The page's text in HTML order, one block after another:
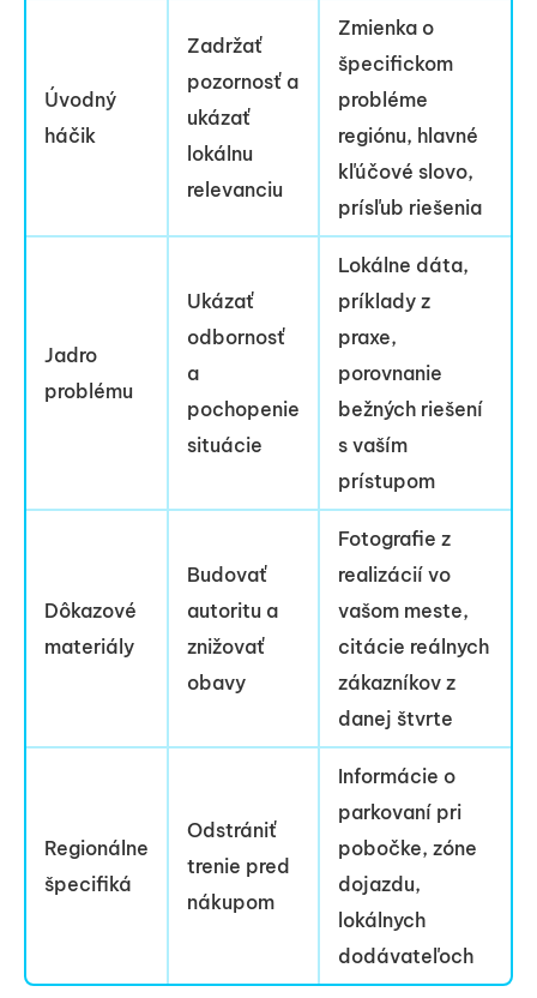
Úvodný
háčik
Zadržať
pozornosť a
ukázať
lokálnu
relevanciu
Zmienka o
špecifickom
probléme
regiónu, hlavné
kľúčové slovo,
prísľub riešenia
Jadro
problému
Ukázať
odbornosť
a
pochopenie
situácie
Lokálne dáta,
príklady z
praxe,
porovnanie
bežných riešení
s vaším
prístupom
Dôkazové
materiály
Budovať
autoritu a
znižovať
obavy
Fotografie z
realizácií vo
vašom meste,
citácie reálnych
zákazníkov z
danej štvrte
Regionálne
špecifiká
Odstrániť
trenie pred
nákupom
Informácie o
parkovaní pri
pobočke, zóne
dojazdu,
lokálnych
dodávateľoch